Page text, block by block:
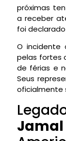
próximas
a receber
foi
O incidente
pelas fortes
de férias e
Seus
oficialmente